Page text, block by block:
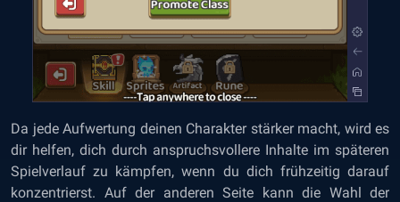
Da jede Aufwertung deinen Charakter stärker macht, wird es
dir helfen, dich durch anspruchsvollere Inhalte im späteren
Spielverlauf zu kämpfen, wenn du dich frühzeitig darauf
konzentrierst. Auf der anderen Seite kann die Wahl der